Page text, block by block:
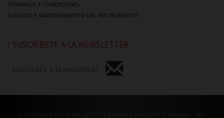
TÉRMINOS Y CONDICIONES
CUIDADO Y MANTENIMIENTO DEL INSTRUMENTO
/ SUSCRÍBETE A LA NEWSLETTER
Suscríbete a la newsletter
© CORICAMA Srl | P.IVA e CF 01713980934 | VAT n.IT01713980934 | REA